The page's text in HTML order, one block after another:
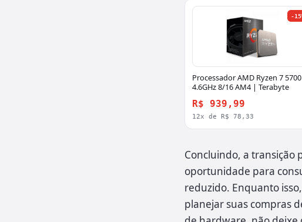
-
Processador AMD Ryzen 7 5700
4.6GHz 8/16 AM4 | Terabyte
R$ 939,99
12x de R$ 78,33
Concluindo, a transição
oportunidade para
reduzido. Enquanto
planejar suas compras